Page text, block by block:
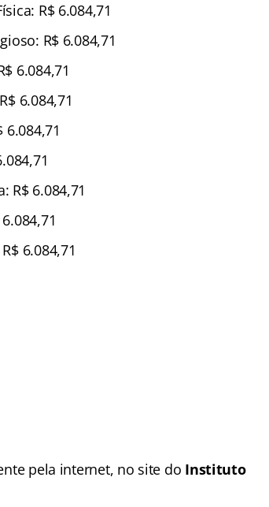
R$ 6.084,71
R$ 6.084,71
6.084,71
6.084,71
R$ 6.084,71
6.084,71
pela internet, no site do Instituto